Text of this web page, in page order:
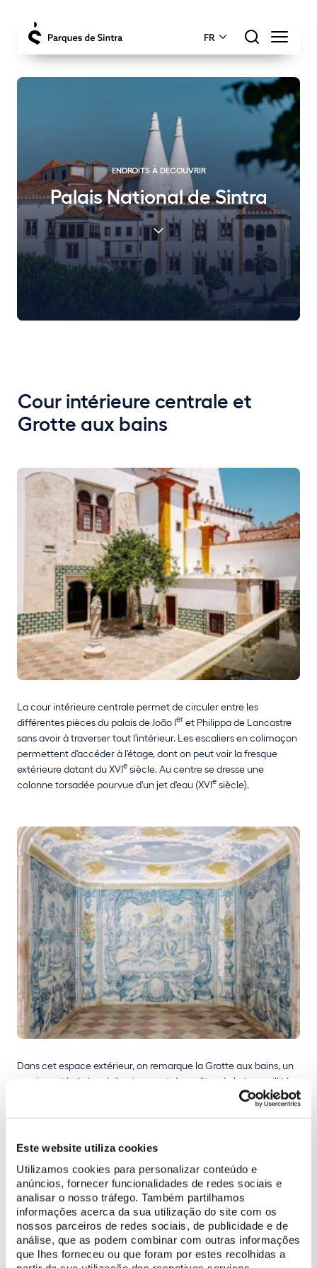
Este website utiliza cookies
Utilizamos cookies para personalizar conteúdo e
anúncios, fornecer funcionalidades de redes sociais e
analisar o nosso tráfego. Também partilhamos
informações acerca da sua utilização do site com os
nossos parceiros de redes sociais, de publicidade e de
análise, que as podem combinar com outras informações
que lhes forneceu ou que foram por estes recolhidas a
FR
ENDROITS À DÉCOUVRIR
Palais National de Sintra
Cour intérieure centrale et
Grotte aux bains
La cour intérieure centrale permet de circuler entre les
différentes pièces du palais de João Ier et Philippa de Lancastre
sans avoir à traverser tout l'intérieur. Les escaliers en colimaçon
permettent d'accéder à l'étage, dont on peut voir la fresque
extérieure datant du XVIe siècle. Au centre se dresse une
colonne torsadée pourvue d'un jet d'eau (XVIe siècle).
Dans cet espace extérieur, on remarque la Grotte aux bains, un
recoin protégé du soleil qui permet de profiter de la tranquillité
du patio. Les jets d'eau qui jaillissent de minuscules orifices
grotte a été redécorée au XVIII siècle. Les stucs du plafond,
du monde (composition centrale), les quatre saisons (coins) et
des thèmes mythologiques.
ACHETER BILLET